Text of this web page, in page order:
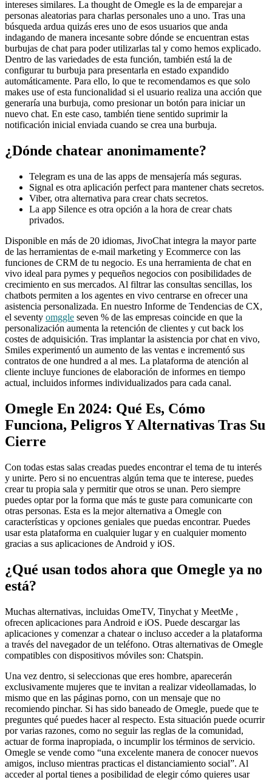
intereses similares. La thought de Omegle es la de emparejar a
personas aleatorias para charlas personales uno a uno. Tras una
búsqueda ardua quizás eres uno de esos usuarios que anda
indagando de manera incesante sobre dónde se encuentran estas
burbujas de chat para poder utilizarlas tal y como hemos explicado.
Dentro de las variedades de esta función, también está la de
configurar tu burbuja para presentarla en estado expandido
automáticamente. Para ello, lo que te recomendamos es que solo
makes use of esta funcionalidad si el usuario realiza una acción que
generaría una burbuja, como presionar un botón para iniciar un
nuevo chat. En este caso, también tiene sentido suprimir la
notificación inicial enviada cuando se crea una burbuja.
¿Dónde chatear anonimamente?
Telegram es una de las apps de mensajería más seguras.
Signal es otra aplicación perfect para mantener chats secretos.
Viber, otra alternativa para crear chats secretos.
La app Silence es otra opción a la hora de crear chats
privados.
Disponible en más de 20 idiomas, JivoChat integra la mayor parte
de las herramientas de e-mail marketing y Ecommerce con las
funciones de CRM de tu negocio. Es una herramienta de chat en
vivo ideal para pymes y pequeños negocios con posibilidades de
crecimiento en sus mercados. Al filtrar las consultas sencillas, los
chatbots permiten a los agentes en vivo centrarse en ofrecer una
asistencia personalizada. En nuestro Informe de Tendencias de CX,
el seventy omggle seven % de las empresas coincide en que la
personalización aumenta la retención de clientes y cut back los
costes de adquisición. Tras implantar la asistencia por chat en vivo,
Smiles experimentó un aumento de las ventas e incrementó sus
contratos de one hundred a al mes. La plataforma de atención al
cliente incluye funciones de elaboración de informes en tiempo
actual, incluidos informes individualizados para cada canal.
Omegle En 2024: Qué Es, Cómo
Funciona, Peligros Y Alternativas Tras Su
Cierre
Con todas estas salas creadas puedes encontrar el tema de tu interés
y unirte. Pero si no encuentras algún tema que te interese, puedes
crear tu propia sala y permitir que otros se unan. Pero siempre
puedes optar por la forma que más te guste para comunicarte con
otras personas. Esta es la mejor alternativa a Omegle con
características y opciones geniales que puedas encontrar. Puedes
usar esta plataforma en cualquier lugar y en cualquier momento
gracias a sus aplicaciones de Android y iOS.
¿Qué usan todos ahora que Omegle ya no
está?
Muchas alternativas, incluidas OmeTV, Tinychat y MeetMe ,
ofrecen aplicaciones para Android e iOS. Puede descargar las
aplicaciones y comenzar a chatear o incluso acceder a la plataforma
a través del navegador de un teléfono. Otras alternativas de Omegle
compatibles con dispositivos móviles son: Chatspin.
Una vez dentro, si seleccionas que eres hombre, aparecerán
exclusivamente mujeres que te invitan a realizar videollamadas, lo
mismo que en las páginas porno, con un mensaje que no
recomiendo pinchar. Si has sido baneado de Omegle, puede que te
preguntes qué puedes hacer al respecto. Esta situación puede ocurrir
por varias razones, como no seguir las reglas de la comunidad,
actuar de forma inapropiada, o incumplir los términos de servicio.
Omegle se vende como “una excelente manera de conocer nuevos
amigos, incluso mientras practicas el distanciamiento social”. Al
acceder al portal tienes a posibilidad de elegir cómo quieres usar